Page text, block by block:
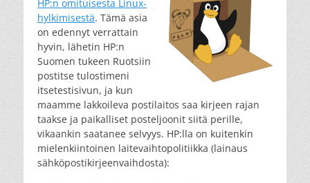
HP:n omituisesta Linux-
hylkimisestä. Tämä asia
on edennyt verrattain
hyvin, lähetin HP:n
Suomen tukeen Ruotsiin
postitse tulostimeni
itsetestisivun, ja kun
maamme lakkoileva postilaitos saa kirjeen rajan
taakse ja paikalliset posteljoonit siitä perille,
vikaankin saatanee selvyys. HP:lla on kuitenkin
mielenkiintoinen laitevaihtopolitiikka (lainaus
sähköpostikirjeenvaihdosta):